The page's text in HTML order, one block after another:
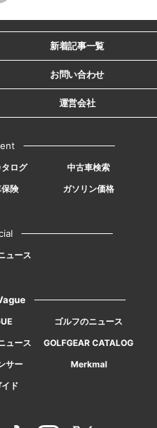
新着記事一覧
お問い合わせ
運営会社
ログ
中古車検索
険 ガソリン価格
ュース
ゴルフのニュース
ュース
GOLFGEAR CATALOG
サー
Merkmal
ド